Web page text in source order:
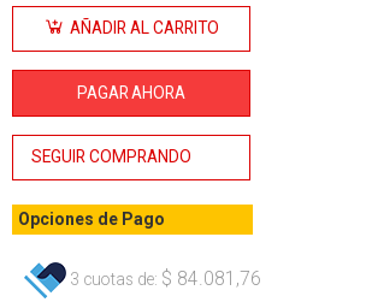
Naftera
BTA
AÑADIR AL CARRITO
PAGAR AHORA
SEGUIR COMPRANDO
Opciones de Pago
3 cuotas de: $ 84.081,76